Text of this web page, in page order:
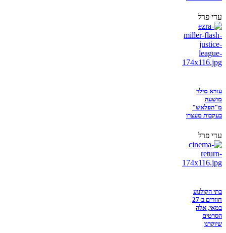
עדי פרל
עזרא מילר
מושעה
מ"הפלאש"
בעקבות מעצרו
עדי פרל
בתי הקולנוע
חוזרים ב-27
במאי, אלה
הסרטים
שיוקרנו